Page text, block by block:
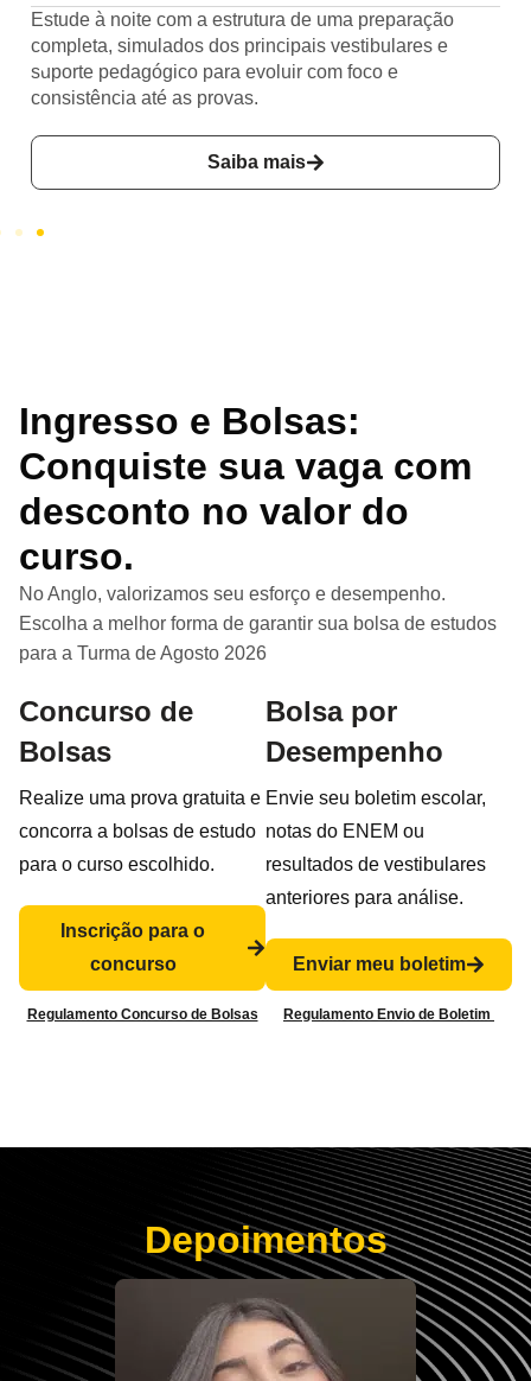
Estude à noite com a estrutura de uma preparação
completa, simulados dos principais vestibulares e
suporte pedagógico para evoluir com foco e
consistência até as provas.
Saiba mais
Ingresso e Bolsas:
Conquiste sua vaga com
desconto no valor do
curso.
No Anglo, valorizamos seu esforço e desempenho.
Escolha a melhor forma de garantir sua bolsa de estudos
para a Turma de Agosto 2026
Concurso de
Bolsas
Realize uma prova gratuita e
concorra a bolsas de estudo
para o curso escolhido.
Inscrição para o
concurso
Regulamento Concurso de Bolsas
Bolsa por
Desempenho
Envie seu boletim escolar,
notas do ENEM ou
resultados de vestibulares
anteriores para análise.
Enviar meu boletim
Regulamento Envio de Boletim
Depoimentos